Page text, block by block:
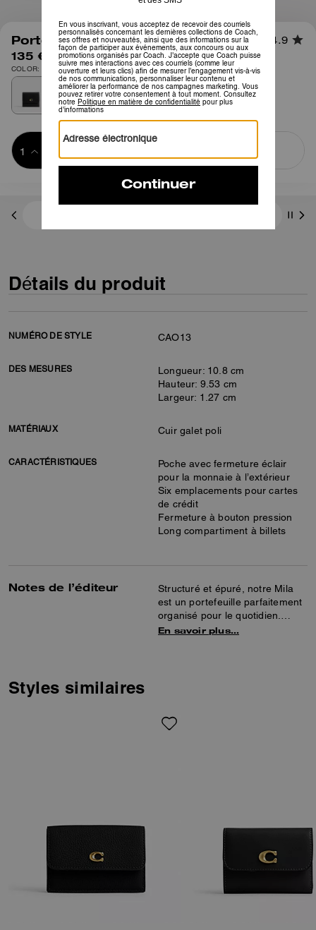
1/5
Portefeuille Mila Petit Rabat 4.9
135 €
COLOR: Laiton/Noir
panier
Détails du produit
NUMÉRO DE STYLE CAO13
DES MESURES
Longueur: 10.8 cm
Hauteur: 9.53 cm
Largeur: 1.27 cm
MATÉRIAUX Cuir galet poli
CARACTÉRISTIQUES
Poche avec fermeture éclair
pour la monnaie à l’extérieur
Six emplacements pour cartes
de crédit
Fermeture à bouton pression
Long compartiment à billets
Notes de l’éditeur
Structuré et épuré, notre Mila
est un portefeuille parfaitement
organisé pour le quotidien.
Confectionné en cuir galet poli
emplacements pour cartes, un
En savoir plus…
Styles similaires